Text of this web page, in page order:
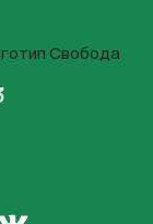
WhatsApp